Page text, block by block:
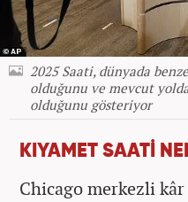
2025 Saati, dünyada
olduğunu ve mevcut
olduğunu gösteriyor
KIYAMET SAATİ
Chicago merkezli kâr